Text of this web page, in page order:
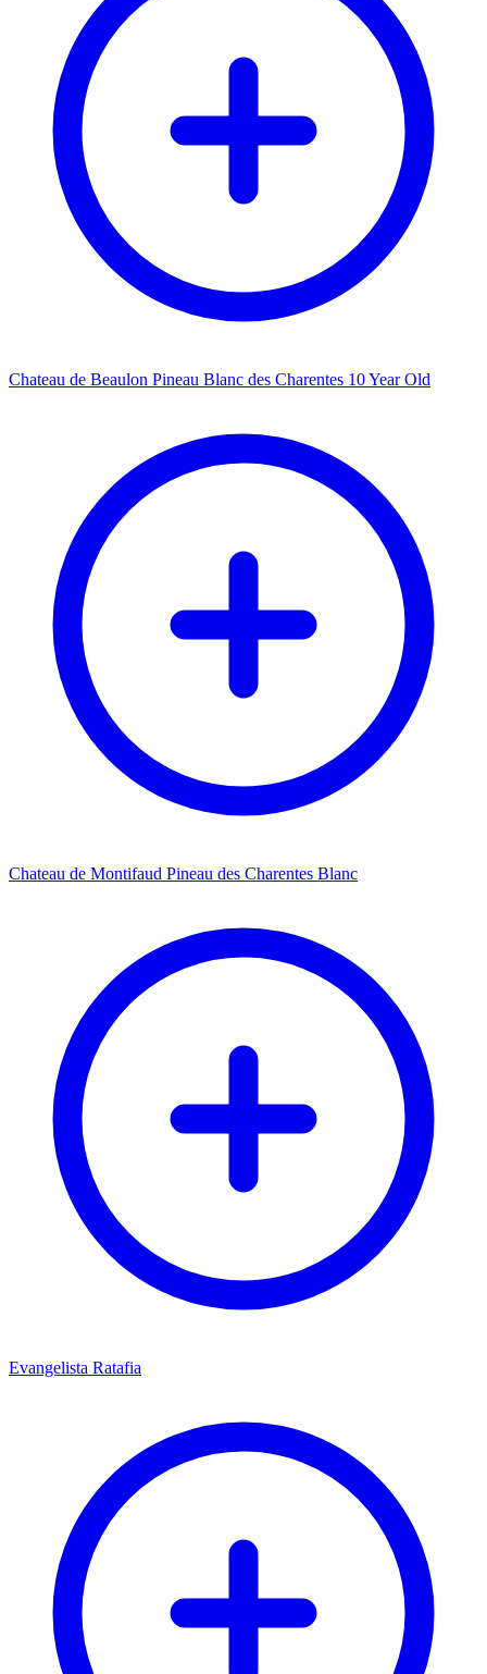
Chateau de Beaulon Pineau Blanc des Charentes 10 Year Old
Chateau de Montifaud Pineau des Charentes Blanc
Evangelista Ratafia